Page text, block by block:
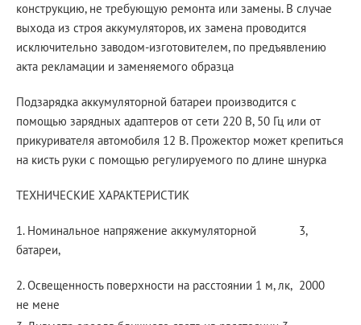
конструкцию, не требующую ремонта или замены. В случае
выхода из строя аккумуляторов, их замена проводится
исключительно заводом-изготовителем, по предъявлению
акта рекламации и заменяемого образца
Подзарядка аккумуляторной батареи производится с
помощью зарядных адаптеров от сети 220 В, 50 Гц или от
прикуривателя автомобиля 12 В. Прожектор может крепиться
на кисть руки с помощью регулируемого по длине шнурка
ТЕХНИЧЕСКИЕ ХАРАКТЕРИСТИК
1. Номинальное напряжение аккумуляторной
батареи,
3,
2. Освещенность поверхности на расстоянии 1 м, лк,
не мене
2000